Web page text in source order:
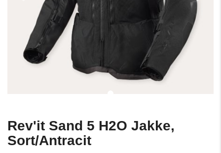
Rev'it Sand 5 H2O Jakke,
Sort/Antracit